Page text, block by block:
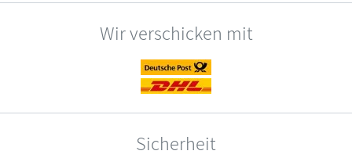
Wir verschicken mit
Sicherheit